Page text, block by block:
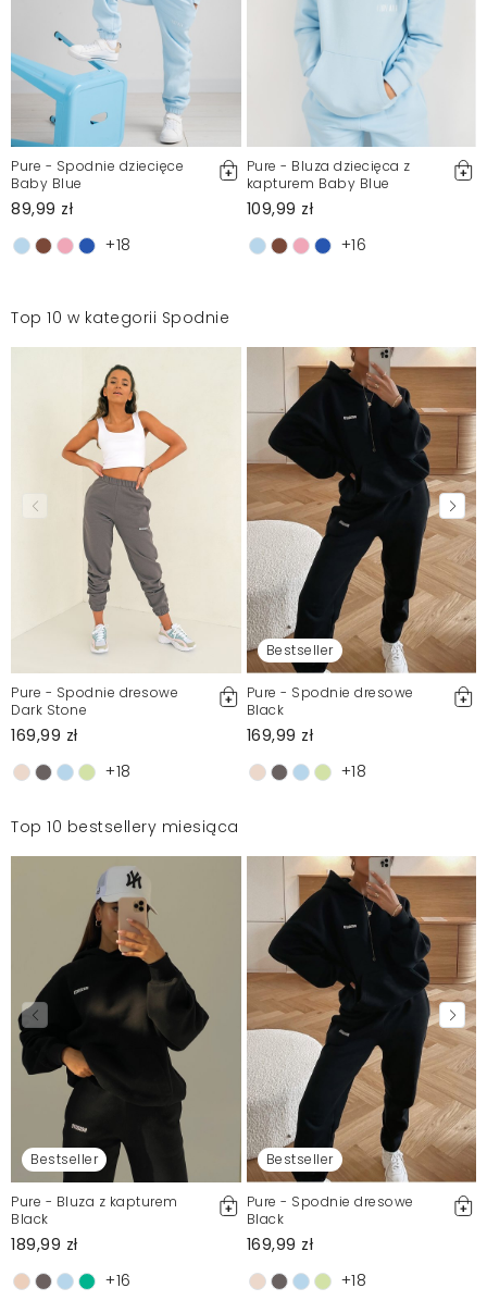
Pure - Spodnie dziecięce
Baby Blue
89,99 zł
+18
Pure - Bluza dziecięca z
kapturem Baby Blue
109,99 zł
+16
Top 10 w kategorii Spodnie
Pure - Spodnie dresowe
Dark Stone
169,99 zł
+18
Bestseller
Pure - Spodnie dresowe
Black
169,99 zł
+18
Top 10 bestsellery miesiąca
Bestseller
Pure - Bluza z kapturem
Black
189,99 zł
+16
Bestseller
Pure - Spodnie dresowe
Black
169,99 zł
+18